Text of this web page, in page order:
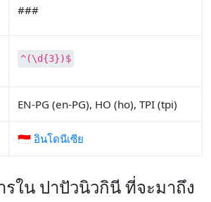
###
^(\d{3})$
EN-PG (en-PG), HO (ho), TPI (tpi)
🇮🇩 อินโดนีเซีย
ใน ปาปัวนิวกินี ที่จะมาถึง